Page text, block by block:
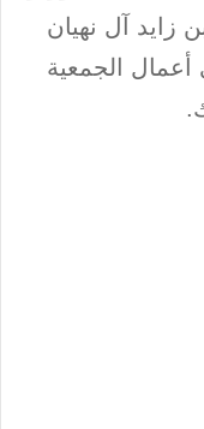
زايد آل نهيان
الجمعية